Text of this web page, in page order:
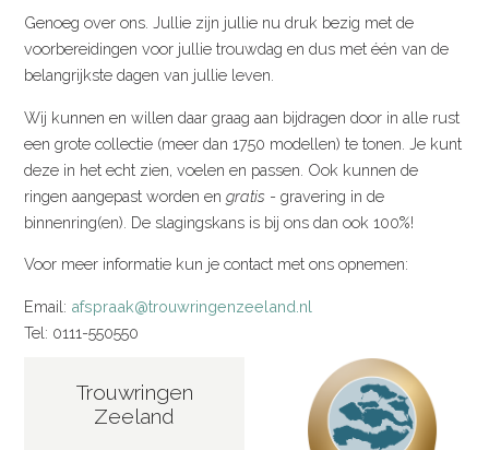
Genoeg over ons. Jullie zijn jullie nu druk bezig met de
voorbereidingen voor jullie trouwdag en dus met één van de
belangrijkste dagen van jullie leven.
Wij kunnen en willen daar graag aan bijdragen door in alle rust
een grote collectie (meer dan 1750 modellen) te tonen. Je kunt
deze in het echt zien, voelen en passen. Ook kunnen de
ringen aangepast worden engratis - gravering in de
binnenring(en). De slagingskans is bij ons dan ook 100%!
Voor meer informatie kun je contact met ons opnemen:
Email: afspraak@trouwringenzeeland.nl
Tel: 0111-550550
Trouwringen
Zeeland